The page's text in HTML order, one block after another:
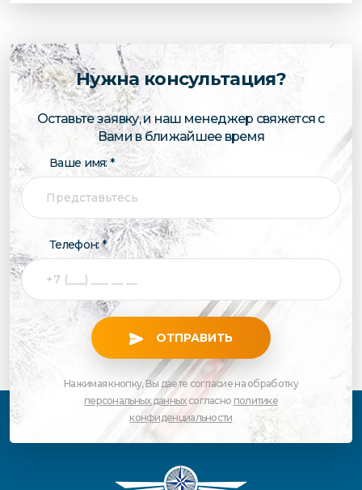
Нужна консультация?
Оставьте заявку, и наш менеджер свяжется с
Вами в ближайшее время
Ваше имя: *
Телефон: *
ОТПРАВИТЬ
Нажимая кнопку, Вы даете согласие на обработку
персональных данныхсогласно политике
конфиденциальности